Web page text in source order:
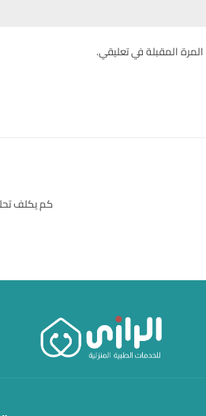
المقبلة في تعليقي.
كم يكلف